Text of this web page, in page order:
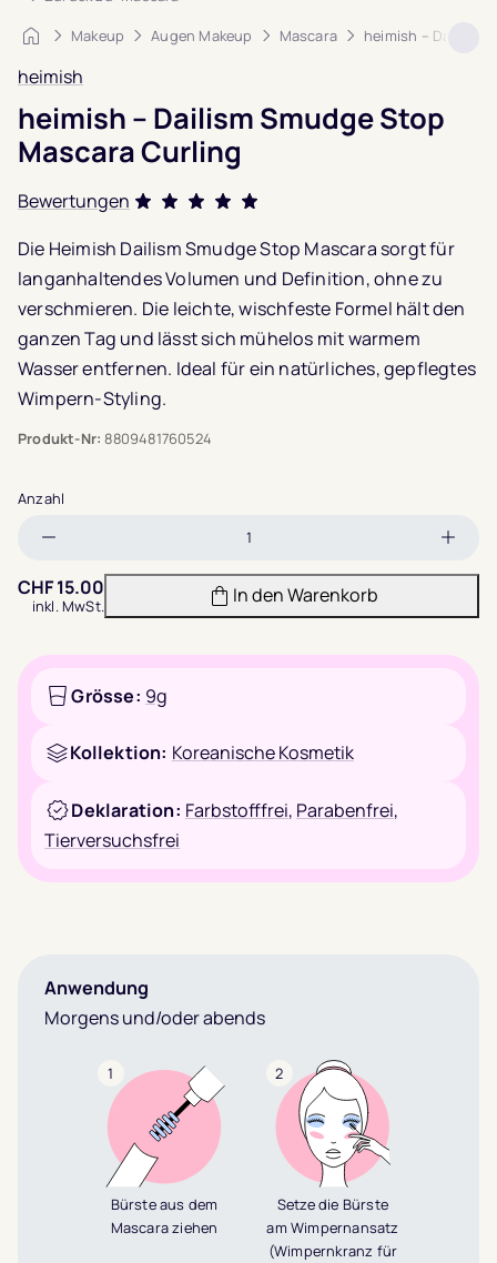
Startseite
Makeup Augen Makeup Mascara heimish – Dailism
heimish
heimish – Dailism Smudge Stop
Mascara Curling
Bewertungen
5.0von 5,
basierend auf4
Kundenbewertungen
Die Heimish Dailism Smudge Stop Mascara sorgt für
langanhaltendes Volumen und Definition, ohne zu
verschmieren. Die leichte, wischfeste Formel hält den
ganzen Tag und lässt sich mühelos mit warmem
Wasser entfernen. Ideal für ein natürliches, gepflegtes
Wimpern-Styling.
Produkt-Nr: 8809481760524
Anzahl
verringern
CHF15.00
inkl. MwSt. In den Warenkorb
Grösse: 9g
Kollektion: Koreanische Kosmetik
Deklaration: Farbstofffrei, Parabenfrei,
Tierversuchsfrei
Anwendung
Morgens und/oder abends
1
Bürste aus dem
Mascara ziehen
2
Setze die Bürste
am Wimpernansatz
(Wimpernkranz für